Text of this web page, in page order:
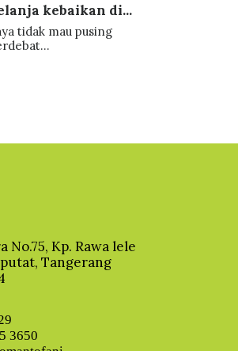
kebaikan di...
tidak mau pusing
No.75, Kp. Rawa lele
Tangerang
3650